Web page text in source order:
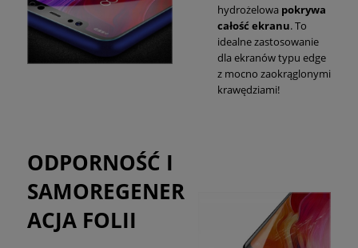
hydrożelowa pokrywa
całość ekranu. To
idealne zastosowanie
dla ekranów typu edge
z mocno zaokrąglonymi
krawędziami!
ODPORNOŚĆ I
SAMOREGENER
ACJA FOLII